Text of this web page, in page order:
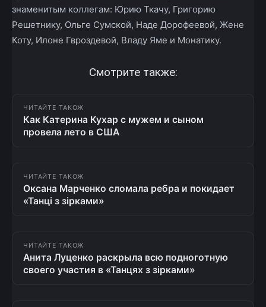
знаменитым коллегам: Юрию Ткачу, Григорию
Решетнику, Ольге Сумской, Наде Дорофеевой, Жене
Коту, Илоне Гвроздевой, Владу Яме и Монатику.
Смотрите также:
ЧИТАЙТЕ ТАКОЖ
Как Катерина Кухар с мужем и сыном
провела лето в США
ЧИТАЙТЕ ТАКОЖ
Оксана Марченко сломала ребра и покидает
«Танці з зірками»
ЧИТАЙТЕ ТАКОЖ
Анита Луценко раскрыла всю подноготную
своего участия в «Танцях з зірками»